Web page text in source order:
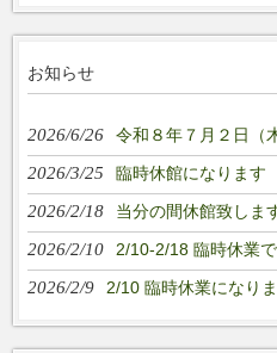
お知らせ
2026/6/26 令和８年７月２日（
2026/3/25 臨時休館になります
2026/2/18 当分の間休館致しま
2026/2/10 2/10-2/18 臨時休業
2026/2/9 2/10 臨時休業になり